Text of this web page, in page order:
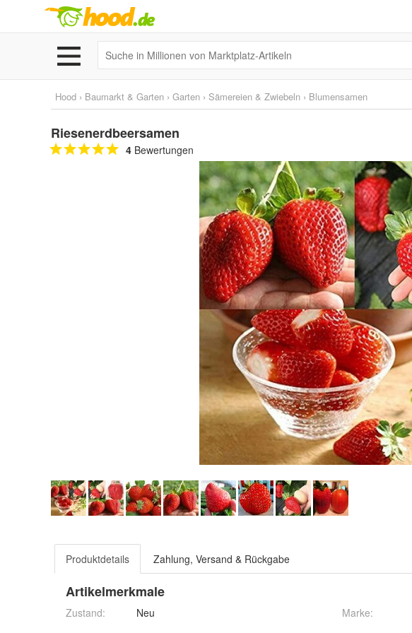
Hood › Baumarkt & Garten › Garten › Sämereien & Zwiebeln › Blumensamen
Riesenerdbeersamen
4 Bewertungen
Produktdetails Zahlung, Versand & Rückgabe
Artikelmerkmale
Zustand: Neu Marke: